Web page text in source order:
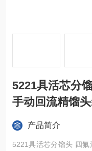
5221具活芯分
手动回流精馏
产品简介
5221具活芯分馏头 四